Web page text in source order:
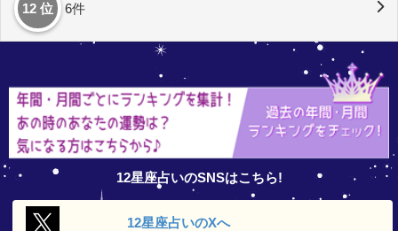
12 位 6件
12星座占いのSNSはこちら!
12星座占いのXへ